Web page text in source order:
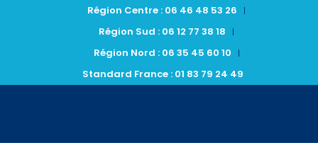
Région Centre : 06 46 48 53 26
Région Sud : 06 12 77 38 18
Région Nord : 06 35 45 60 10
Standard France : 01 83 79 24 49